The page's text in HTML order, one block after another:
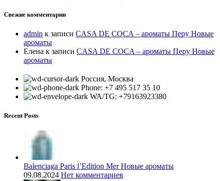
Свежие комментарии
admin к записи CASA DE COCA – ароматы Перу Новые
ароматы
Елена к записи CASA DE COCA – ароматы Перу Новые
ароматы
Россия, Москва
Phone: +7 495 517 35 10
WA/TG: +79163923380
Recent Posts
Balenciaga Paris l’Edition Mer Новые ароматы
09.08.2024 Нет комментариев